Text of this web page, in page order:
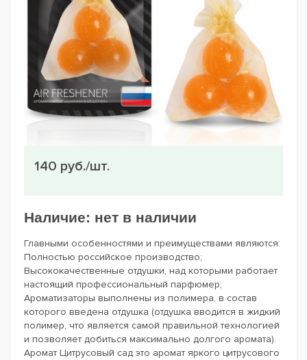
140 руб./шт.
Наличие: нет в наличии
Главными особенностями и преимуществами являются:
Полностью российское производство;
Высококачественные отдушки, над которыми работает
настоящий профессиональный парфюмер;
Ароматизаторы выполнены из полимера, в состав
которого введена отдушка (отдушка вводится в жидкий
полимер, что является самой правильной технологией
и позволяет добиться максимально долгого аромата).
Аромат Цитрусовый сад это аромат яркого цитрусового